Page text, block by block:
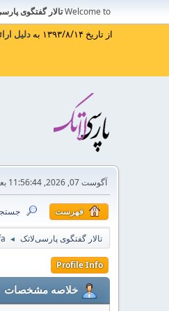
Welcome toتالار گفتگوی
از تاریخ ۱۳۹۳/۸/۱۴ به دلیل
آگوست 07, 2026, 11:56:44 بعد از ظهر
فهرست
تالار گفتگوی پارسی‌لاتک ◄
Profile Info
خلاصه مشخصات